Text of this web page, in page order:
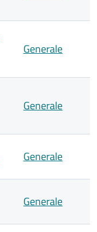
Generale
Generale
Generale
Generale